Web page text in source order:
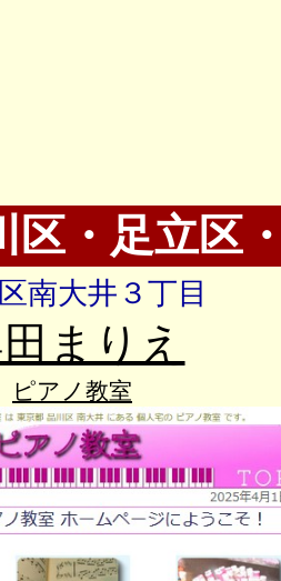
区・足立区
南大井３丁目
まりえ
ピアノ教室